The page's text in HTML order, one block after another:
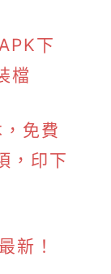
下
檔
免費
，印下
新！